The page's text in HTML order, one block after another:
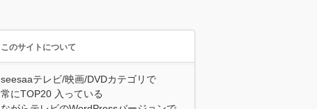
このサイトについて
seesaaテレビ/映画/DVDカテゴリで
常にTOP20 入っている